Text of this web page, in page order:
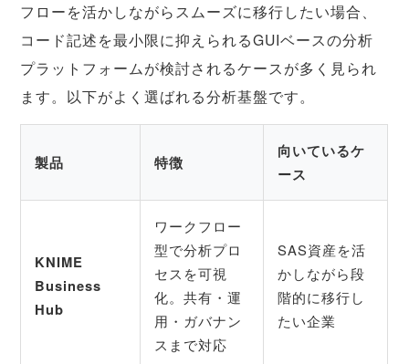
フローを活かしながらスムーズに移行したい場合、
コード記述を最小限に抑えられるGUIベースの分析
プラットフォームが検討されるケースが多く見られ
ます。以下がよく選ばれる分析基盤です。
製品 特徴
向いているケ
ース
KNIME
Business
Hub
ワークフロー
型で分析プロ
セスを可視
化。共有・運
用・ガバナン
スまで対応
SAS資産を活
かしながら段
階的に移行し
たい企業